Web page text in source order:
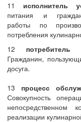
11 исполнитель
питания и
работы по
потребления
12 потребитель
Гражданин,
досуга.
13 процесс
Совокупность
непосредственном
реализации